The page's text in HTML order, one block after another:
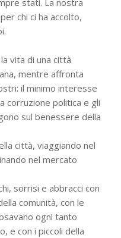
chi ci ha accolto,
vita di una città
mentre affronta
il minimo interesse
corruzione politica e gli
sul benessere della
città, viaggiando nel
nel mercato
sorrisi e abbracci con
comunità, con le
ogni tanto
e con i piccoli della